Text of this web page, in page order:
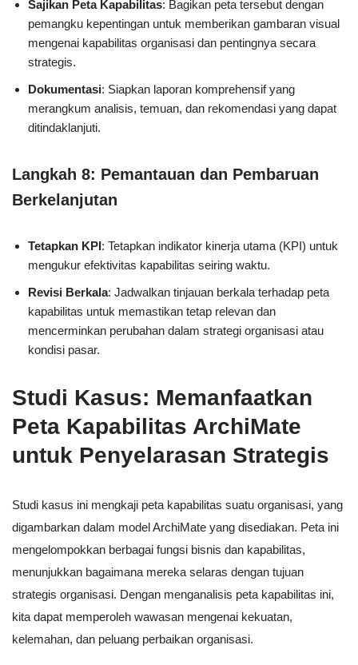
Sajikan Peta Kapabilitas: Bagikan peta tersebut dengan
pemangku kepentingan untuk memberikan gambaran visual
mengenai kapabilitas organisasi dan pentingnya secara
strategis.
Dokumentasi: Siapkan laporan komprehensif yang
merangkum analisis, temuan, dan rekomendasi yang dapat
ditindaklanjuti.
Langkah 8: Pemantauan dan Pembaruan
Berkelanjutan
Tetapkan KPI: Tetapkan indikator kinerja utama (KPI) untuk
mengukur efektivitas kapabilitas seiring waktu.
Revisi Berkala: Jadwalkan tinjauan berkala terhadap peta
kapabilitas untuk memastikan tetap relevan dan
mencerminkan perubahan dalam strategi organisasi atau
kondisi pasar.
Studi Kasus: Memanfaatkan
Peta Kapabilitas ArchiMate
untuk Penyelarasan Strategis
Studi kasus ini mengkaji peta kapabilitas suatu organisasi, yang
digambarkan dalam model ArchiMate yang disediakan. Peta ini
mengelompokkan berbagai fungsi bisnis dan kapabilitas,
menunjukkan bagaimana mereka selaras dengan tujuan
strategis organisasi. Dengan menganalisis peta kapabilitas ini,
kita dapat memperoleh wawasan mengenai kekuatan,
kelemahan, dan peluang perbaikan organisasi.